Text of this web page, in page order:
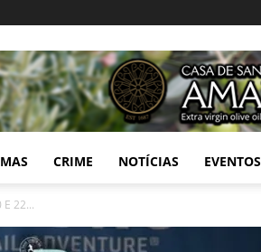
CRIME NOTÍCIAS EVENTOS
E 22...